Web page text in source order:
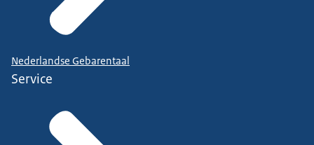
Nederlandse Gebarentaal
Service